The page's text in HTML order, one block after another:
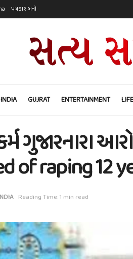
પત્રકાર બનો
INDIA GUJRAT ENTERTAINMENT
ગુજારનારા
of raping 12
Reading Time: 1 min read